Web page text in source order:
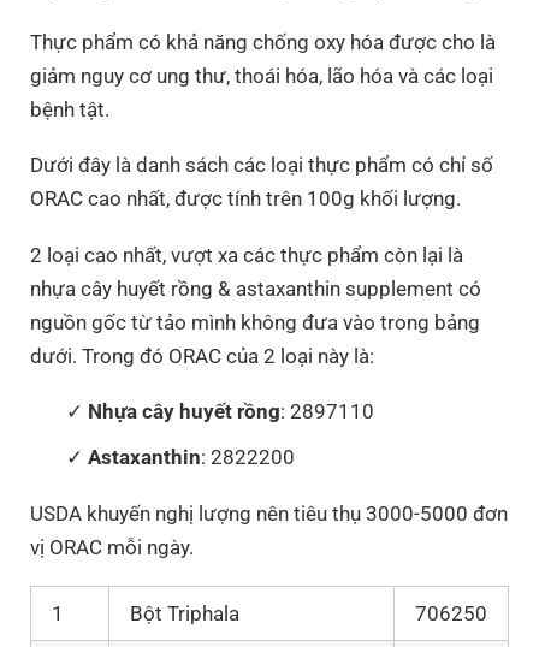
Thực phẩm có khả năng chống oxy hóa được cho là
giảm nguy cơ ung thư, thoái hóa, lão hóa và các loại
bệnh tật.
Dưới đây là danh sách các loại thực phẩm có chỉ số
ORAC cao nhất, được tính trên 100g khối lượng.
2 loại cao nhất, vượt xa các thực phẩm còn lại là
nhựa cây huyết rồng & astaxanthin supplement có
nguồn gốc từ tảo mình không đưa vào trong bảng
dưới. Trong đó ORAC của 2 loại này là:
Nhựa cây huyết rồng: 2897110
Astaxanthin: 2822200
USDA khuyến nghị lượng nên tiêu thụ 3000-5000 đơn
vị ORAC mỗi ngày.
1 Bột Triphala 706250